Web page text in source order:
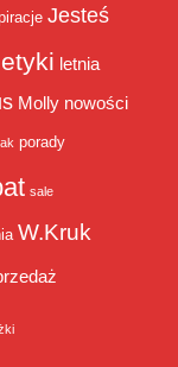
Jesteś
letnia
Molly nowości
porady
sale
W.Kruk